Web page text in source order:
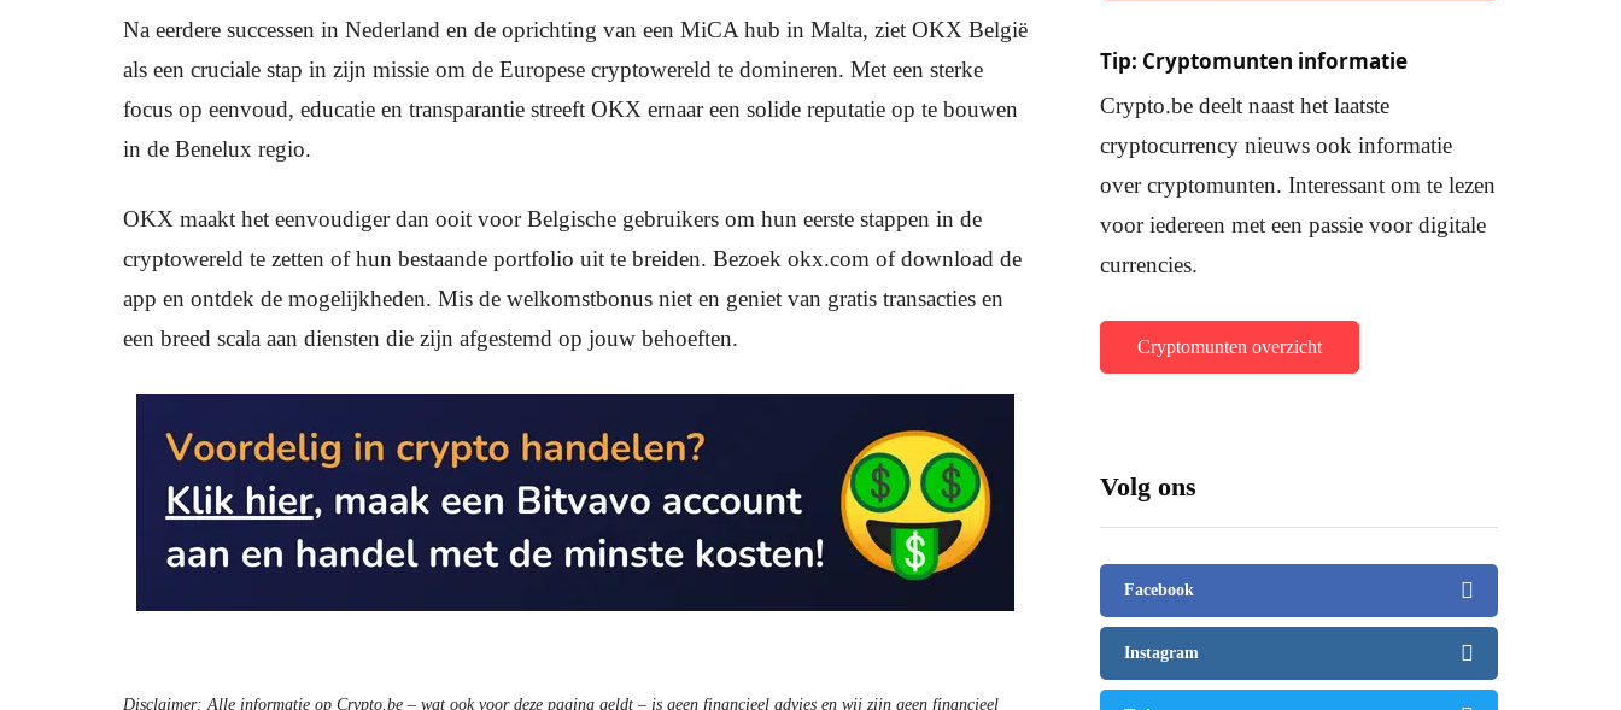
Na eerdere successen in Nederland en de oprichting van een MiCA hub in Malta, ziet OKX België
als een cruciale stap in zijn missie om de Europese cryptowereld te domineren. Met een sterke
focus op eenvoud, educatie en transparantie streeft OKX ernaar een solide reputatie op te bouwen
in de Benelux regio.
OKX maakt het eenvoudiger dan ooit voor Belgische gebruikers om hun eerste stappen in de
cryptowereld te zetten of hun bestaande portfolio uit te breiden. Bezoek okx.com of download de
app en ontdek de mogelijkheden. Mis de welkomstbonus niet en geniet van gratis transacties en
een breed scala aan diensten die zijn afgestemd op jouw behoeften.
Disclaimer: Alle informatie op Crypto.be – wat ook voor deze pagina geldt – is geen financieel advies en wij zijn geen financieel
Tip: Cryptomunten informatie
Crypto.be deelt naast het laatste
cryptocurrency nieuws ook informatie
over cryptomunten. Interessant om te lezen
voor iedereen met een passie voor digitale
currencies.
Cryptomunten overzicht
Volg ons
Facebook
Instagram